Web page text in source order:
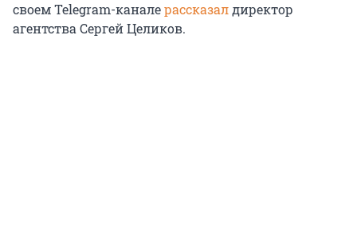
своем Telegram-каналерассказалдиректор
агентства Сергей Целиков.